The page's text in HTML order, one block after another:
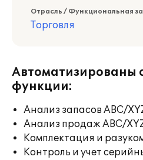
Отрасль / Функциональная
Торговля
Автоматизированы
функции:
Анализ запасов ABC/
Анализ продаж ABC/
Комплектация и
Контроль и учет